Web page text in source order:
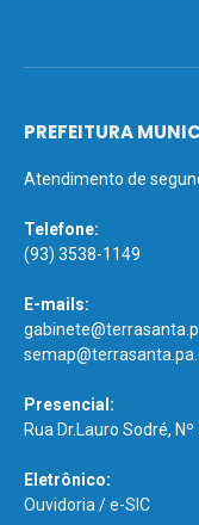
PREFEITURA
Atendimento de
Telefone:
(93) 3538-1149
E-mails:
Presencial:
Rua Dr.Lauro Sodré,
Eletrônico:
Ouvidoria /e-SIC